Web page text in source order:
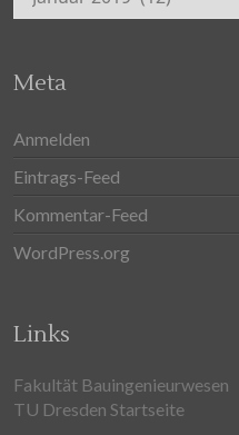
Meta
Anmelden
Eintrags-Feed
Kommentar-Feed
WordPress.org
Links
Fakultät Bauingenieurwesen
TU Dresden Startseite